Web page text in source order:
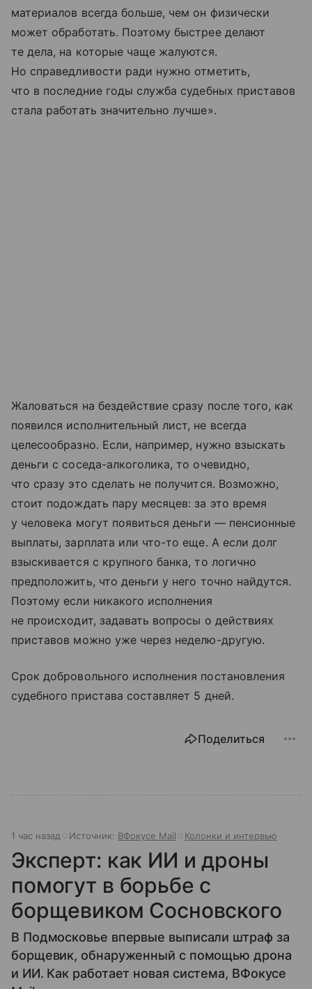
материалов всегда больше, чем он физически
может обработать. Поэтому быстрее делают
те дела, на которые чаще жалуются.
Но справедливости ради нужно отметить,
что в последние годы служба судебных приставов
стала работать значительно лучше».
Жаловаться на бездействие сразу после того, как
появился исполнительный лист, не всегда
целесообразно. Если, например, нужно взыскать
деньги с соседа-алкоголика, то очевидно,
что сразу это сделать не получится. Возможно,
стоит подождать пару месяцев: за это время
у человека могут появиться деньги — пенсионные
выплаты, зарплата или что-то еще. А если долг
взыскивается с крупного банка, то логично
предположить, что деньги у него точно найдутся.
Поэтому если никакого исполнения
не происходит, задавать вопросы о действиях
приставов можно уже через неделю-другую.
Срок добровольного исполнения постановления
судебного пристава составляет 5 дней.
Поделиться
1 час назад Источник: ВФокусе Mail Колонки и интервью
Эксперт: как ИИ и дроны
помогут в борьбе с
борщевиком Сосновского
В Подмосковье впервые выписали штраф за
борщевик, обнаруженный с помощью дрона
и ИИ. Как работает новая система, ВФокусе